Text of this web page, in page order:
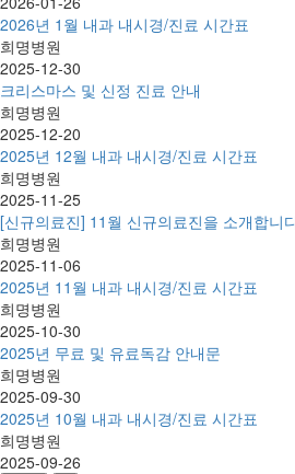
2026년 1월 내과 내시경/진료 시간표
희명병원
2025-12-30
크리스마스 및 신정 진료 안내
희명병원
2025-12-20
2025년 12월 내과 내시경/진료 시간표
희명병원
2025-11-25
[신규의료진] 11월 신규의료진을 소개합니
희명병원
2025-11-06
2025년 11월 내과 내시경/진료 시간표
희명병원
2025-10-30
2025년 무료 및 유료독감 안내문
희명병원
2025-09-30
2025년 10월 내과 내시경/진료 시간표
희명병원
2025-09-26